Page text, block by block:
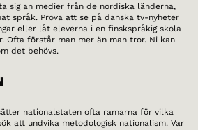
sig an medier från de nordiska länderna,
språk. Prova att se på danska tv-nyheter
eller låt eleverna i en finskspråkig skola
Ofta förstår man mer än man tror. Ni kan
det behövs.
nationalstaten ofta ramarna för vilka
att undvika metodologisk nationalism. Var